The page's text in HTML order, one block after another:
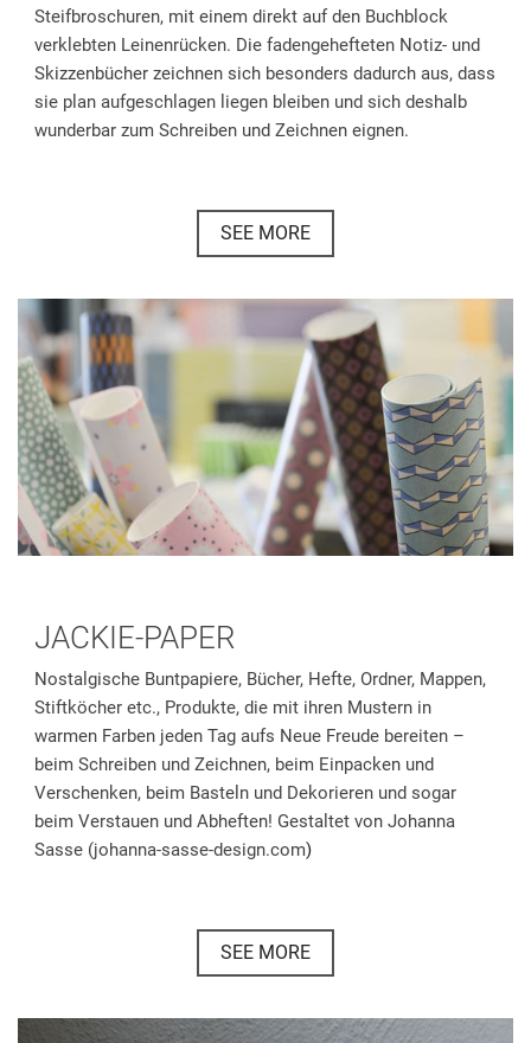
Steifbroschuren, mit einem direkt auf den Buchblock
verklebten Leinenrücken. Die fadengehefteten Notiz- und
Skizzenbücher zeichnen sich besonders dadurch aus, dass
sie plan aufgeschlagen liegen bleiben und sich deshalb
wunderbar zum Schreiben und Zeichnen eignen.
SEE MORE
JACKIE-PAPER
Nostalgische Buntpapiere, Bücher, Hefte, Ordner, Mappen,
Stiftköcher etc., Produkte, die mit ihren Mustern in
warmen Farben jeden Tag aufs Neue Freude bereiten –
beim Schreiben und Zeichnen, beim Einpacken und
Verschenken, beim Basteln und Dekorieren und sogar
beim Verstauen und Abheften! Gestaltet von Johanna
Sasse (johanna-sasse-design.com)
SEE MORE